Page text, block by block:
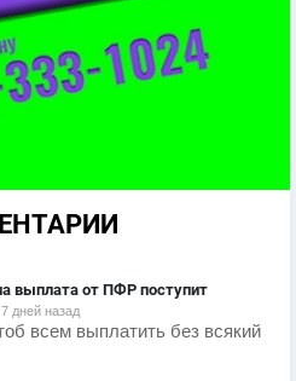
выплата от ПФР поступит
7 дней назад
всем выплатить без всякий